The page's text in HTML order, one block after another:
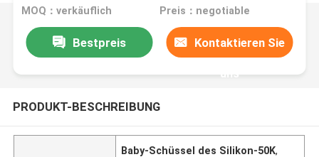
der Deckel-Bärn-Karikatur-Kinder
MOQ：verkäuflich Preis：negotiable
Bestpreis Kontaktieren Sie
uns
PRODUKT-BESCHREIBUNG
Baby-Schüssel des Silikon-50K,